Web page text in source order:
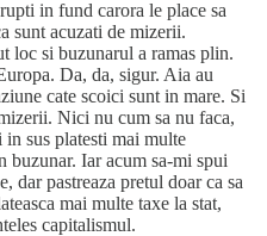
in fund carora le place sa
sunt acuzati de mizerii.
loc si buzunarul a ramas plin.
Da, da, sigur. Aia au
cate scoici sunt in mare. Si
Nici nu cum sa nu faca,
sus platesti mai multe
buzunar. Iar acum sa-mi spui
dar pastreaza pretul doar ca sa
mai multe taxe la stat,
capitalismul.